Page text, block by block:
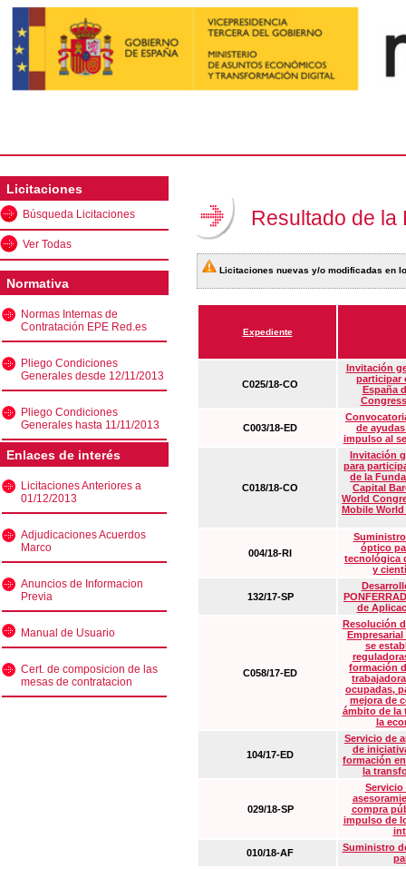
Licitaciones
Búsqueda Licitaciones
Ver Todas
Normativa
Normas Internas de
Contratación EPE Red.es
Pliego Condiciones
Generales desde 12/11/2013
Pliego Condiciones
Generales hasta 11/11/2013
Enlaces de interés
Licitaciones Anteriores a
01/12/2013
Adjudicaciones Acuerdos
Marco
Anuncios de Informacion
Previa
Manual de Usuario
Cert. de composicion de las
mesas de contratacion
Resultado de la
Licitaciones nuevas y/o modificadas en
Expediente
C025/18-CO
Invitación
participar
España
C003/18-ED
de
impulso al
C018/18-CO
Invitación
para
de la
Capital
World
Mobile
004/18-RI
óptico
tecnológica
y
132/17-SP
de
C058/17-ED
Resolución
Empresarial
se
formación
ocupadas,
mejora de
ámbito de la
la
104/17-ED
Servicio de
de
formación
la
029/18-SP
Servicio
compra
impulso de
010/18-AF
Suministro